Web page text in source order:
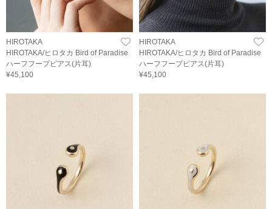
HIROTAKA
HIROTAKA/ヒロタカ Bird of Paradise
ハーフフープピアス(片耳)
¥45,100
HIROTAKA
HIROTAKA/ヒロタカ Bird of Paradise
ハーフフープピアス(片耳)
¥45,100